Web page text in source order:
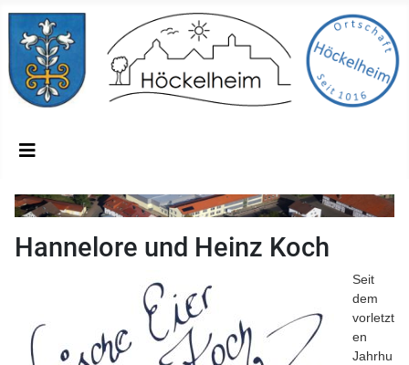
Hannelore und Heinz Koch
Seit
dem
vorletzt
en
Jahrhu